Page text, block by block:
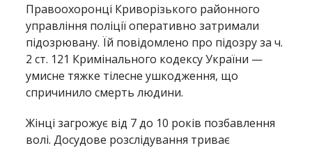
Правоохоронці Криворізького районного
управління поліції оперативно затримали
підозрювану. Їй повідомлено про підозру за ч.
2 ст. 121 Кримінального кодексу України —
умисне тяжке тілесне ушкодження, що
спричинило смерть людини.
Жінці загрожує від 7 до 10 років позбавлення
волі. Досудове розслідування триває